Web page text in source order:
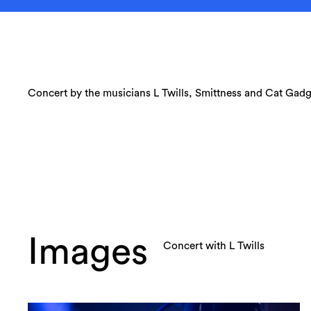
Concert by the musicians L Twills, Smittness and Cat
Images Concert with L Twills